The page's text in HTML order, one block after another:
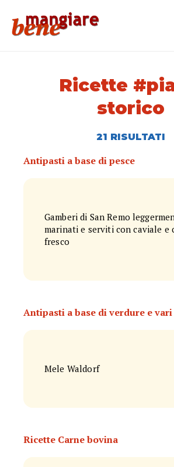
Ricette
storico
21 RISULTATI
Antipasti a base di pesce
Gamberi di San Remo
marinati e serviti con caviale
fresco
Antipasti a base di verdure e vari
Mele Waldorf
Ricette Carne bovina